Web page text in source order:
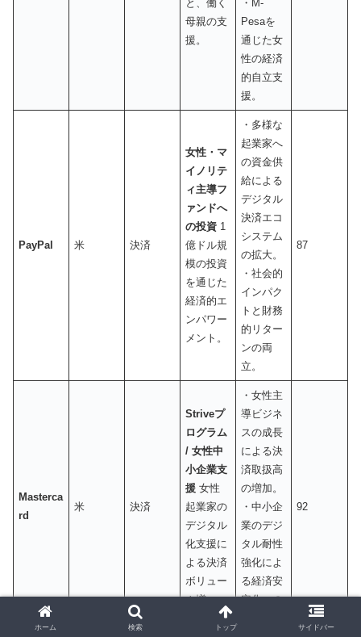
と、働く
母親の支
援。
・M-
Pesaを
通じた女
性の経済
的自立支
援。
PayPal 米 決済
女性・マ
イノリテ
ィ主導フ
ァンドへ
の投資 1
億ドル規
模の投資
を通じた
経済的エ
ンパワー
メント。
・多様な
起業家へ
の資金供
給による
デジタル
決済エコ
システム
の拡大。
・社会的
インパク
トと財務
的リター
ンの両
立。
87
Masterca
rd
米 決済
Striveプ
ログラム
/ 女性中
小企業支
援 女性
起業家の
デジタル
化支援に
よる決済
ボリュー
ム増。
・女性主
導ビジネ
スの成長
による決
済取扱高
の増加。
・中小企
業のデジ
タル耐性
強化によ
る経済安
定化への
92
ホーム 検索 トップ サイドバー